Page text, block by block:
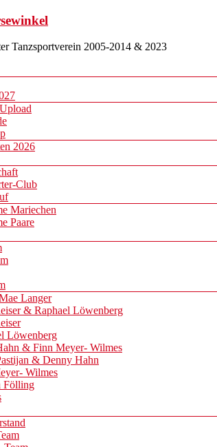
Tanzsportverein 2005-2014 & 2023
2026
Club
Mariechen
Paare
Langer
& Raphael Löwenberg
Löwenberg
& Finn Meyer- Wilmes
& Denny Hahn
Wilmes
Fölling